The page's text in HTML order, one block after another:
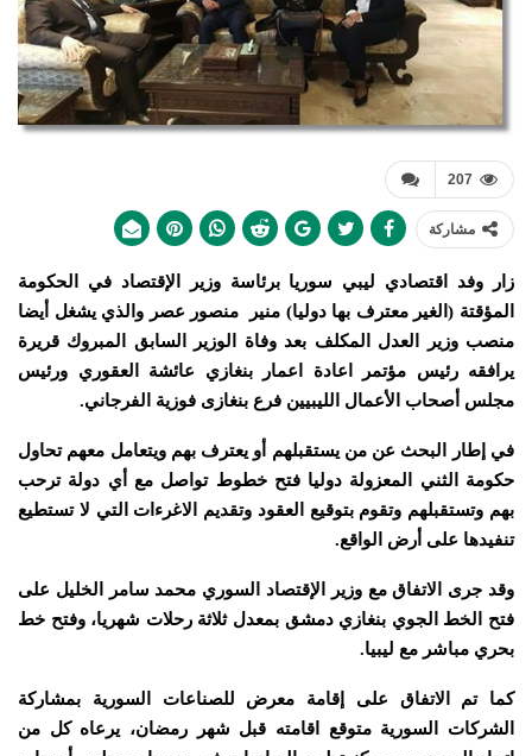
207
مشاركة
زار وفد اقتصادي ليبي سوريا برئاسة وزير الإقتصاد في الحكومة
المؤقتة (الغير معترف بها دوليا) منير منصور عصر والذي يشغل أيضا
منصب وزير العدل المكلف بعد وفاة الوزير السابق المبروك قريرة
يرافقه رئيس مؤتمر اعادة اعمار بنغازي عائشة العقوري ورئيس
مجلس أصحاب الأعمال الليبيين فرع بنغازى فوزية الفرجاني.
في إطار البحث عن من يستقبلهم أو يعترف بهم ويتعامل معهم تحاول
حكومة الثني المعزولة دوليا فتح خطوط تواصل مع أي دولة ترحب
بهم وتستقبلهم وتقوم بتوقيع العقود وتقديم الاغرءات التي لا تستطيع
تنفيدها على أرض الواقع.
وقد جرى الاتفاق مع وزير الإقتصاد السوري محمد سامر الخليل على
فتح الخط الجوي بنغازي دمشق بمعدل ثلاثة رحلات شهريا، وفتح خط
بحري مباشر مع ليبيا.
كما تم الاتفاق على إقامة معرض للصناعات السورية بمشاركة
الشركات السورية متوقع اقامته قبل شهر رمضان، يرعاه كل من